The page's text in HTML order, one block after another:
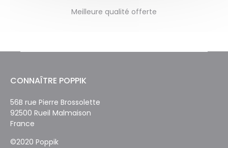
Meilleure qualité offerte
CONNAÎTRE POPPIK
56B rue Pierre Brossolette
92500 Rueil Malmaison
France
©2020 Poppik